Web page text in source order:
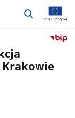
przejdź